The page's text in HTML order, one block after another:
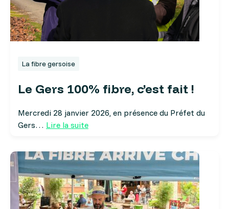
La fibre gersoise
Le Gers 100% fibre, c’est fait !
Mercredi 28 janvier 2026, en présence du Préfet du
Gers… Lire la suite